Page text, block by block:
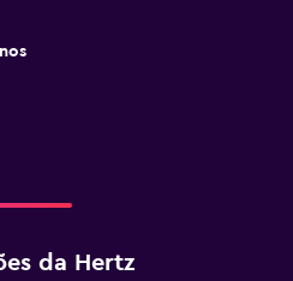
da Hertz